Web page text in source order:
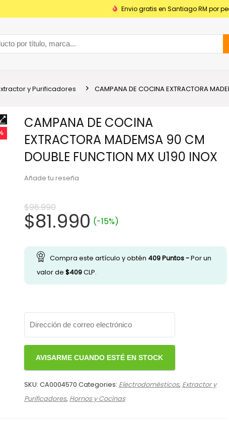
Envio gratis en Santiago RM por
y Purificadores CAMPANA DE COCINA EXTRACTORA
CAMPANA DE COCINA
EXTRACTORA MADEMSA 90 CM
DOUBLE FUNCTION MX U190 INOX
Añade tu reseña
$96.990
El
precio
original
era:
$96.990.
$81.990El
actual
es:
$81.990.
(-15%)
Compra este artículo y obtén 409Puntos -Por un
valor de $409CLP.
SKU: CA0004570 Categories: Electrodomésticos, Extractor y
Purificadores, Hornos y Cocinas